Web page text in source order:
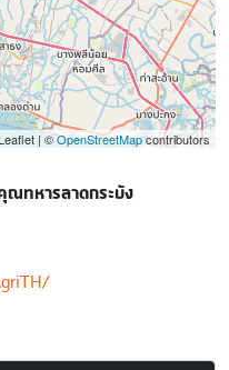
| ©OpenStreetMapcontributors
ณทหารลาดกระบัง